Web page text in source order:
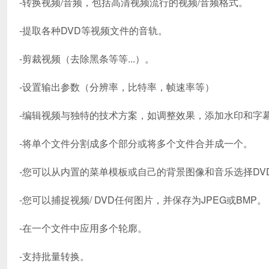
-提取各种DVD等视频文件的音轨。
-剪裁视频（去除黑条等等...）。
-设置输出参数（分辨率，比特率，帧速率等）
-编辑视频与独特的技术方案，如调整效果，添加水印和字幕
-将单个文件分割成多个部分或将多个文件合并成一个。
-您可以从内置的菜单模板或自己的背景图像和音乐选择
-您可以捕捉视频/ DVD任何图片，并保存为JPEG或BMP。
-在一个文件中应用多个轮廓。
-支持批量转换。